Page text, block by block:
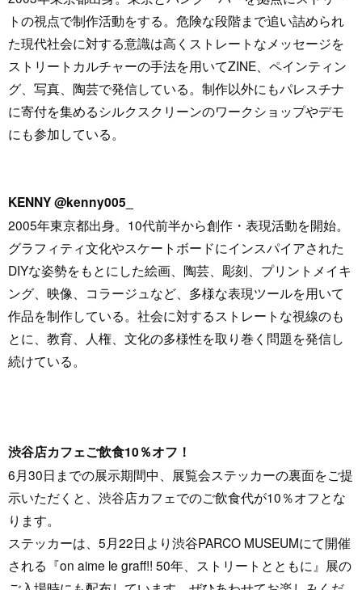
トの視点で制作活動をする。危険な段階まで追い詰められ
た現代社会に対する意識は高くストレートなメッセージを
ストリートカルチャーの手法を用いてZINE、ペインティン
グ、写真、陶芸で発信している。制作以外にもパレスチナ
に寄付を集めるシルクスクリーンのワークショップやデモ
にも参加している。
KENNY @kenny005_
2005年東京都出身。10代前半から創作・表現活動を開始。
グラフィティ文化やスケートボードにインスパイアされた
DIYな姿勢をもとにした絵画、陶芸、彫刻、プリントメイキ
ング、映像、コラージュなど、多様な表現ツールを用いて
作品を制作している。社会に対するストレートな視線のも
とに、教育、人権、文化の多様性を取り巻く問題を発信し
続けている。
渋谷店カフェご飲食10％オフ！
6月30日までの展示期間中、展覧会ステッカーの裏面をご提
示いただくと、渋谷店カフェでのご飲食代が10％オフとな
ります。
ステッカーは、5月22日より渋谷PARCO MUSEUMにて開催
される『on aime le graff!! 50年、ストリートとともに』展の